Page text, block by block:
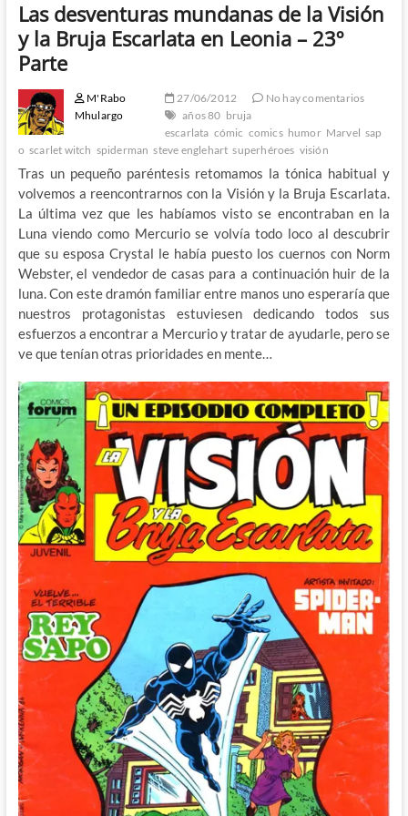
Las desventuras mundanas de la Visión
y la Bruja Escarlata en Leonia – 23º
Parte
M'Rabo
Mhulargo
27/06/2012
No hay comentarios
años 80 bruja
escarlata cómic comics humor Marvel sap
o scarlet witch spiderman steve englehart superhéroes visión
Tras un pequeño paréntesis retomamos la tónica habitual y
volvemos a reencontrarnos con la Visión y la Bruja Escarlata.
La última vez que les habíamos visto se encontraban en la
Luna viendo como Mercurio se volvía todo loco al descubrir
que su esposa Crystal le había puesto los cuernos con Norm
Webster, el vendedor de casas para a continuación huir de la
luna. Con este dramón familiar entre manos uno esperaría que
nuestros protagonistas estuviesen dedicando todos sus
esfuerzos a encontrar a Mercurio y tratar de ayudarle, pero se
ve que tenían otras prioridades en mente…